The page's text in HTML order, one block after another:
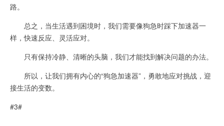
路。
总之，当生活遇到困境时，我们需要像狗急时踩下加速器一
样，快速反应、灵活应对。
只有保持冷静、清晰的头脑，我们才能找到解决问题的办法。
所以，让我们拥有内心的“狗急加速器”，勇敢地应对挑战，迎
接生活的变数。
#3#